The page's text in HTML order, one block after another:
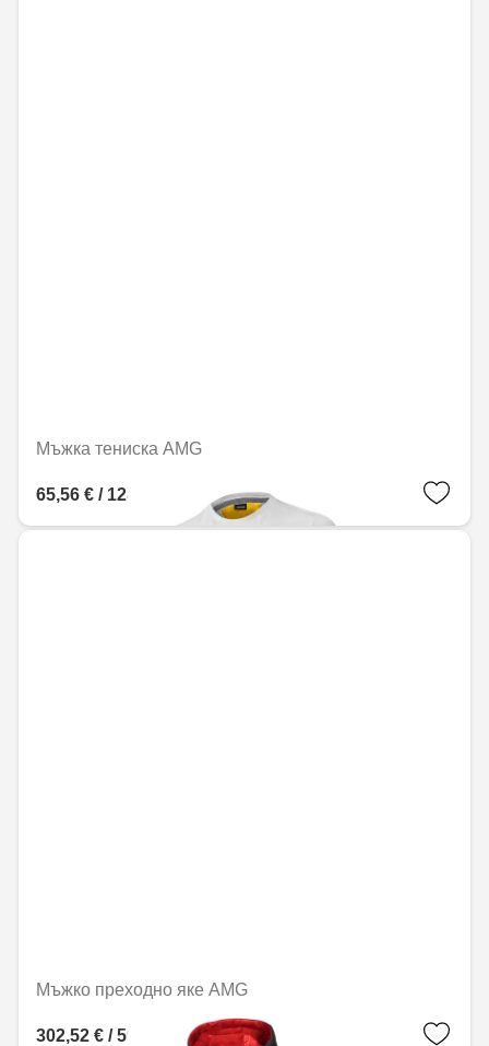
Мъжка тениска AMG
65,56 € / 128,22 лв.
Мъжко преходно яке AMG
302,52 € / 591,68 лв.